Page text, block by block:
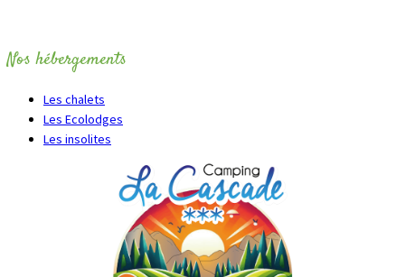
Nos hébergements
Les chalets
Les Ecolodges
Les insolites